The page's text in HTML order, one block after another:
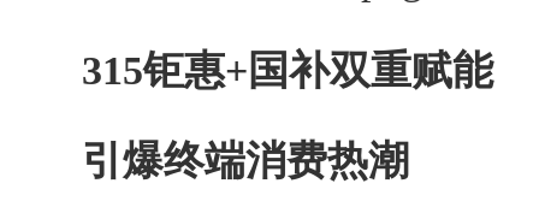
315钜惠+国补双重赋能
引爆终端消费热潮